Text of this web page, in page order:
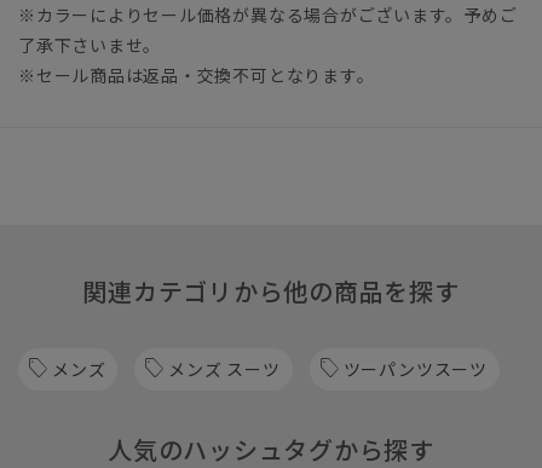
※カラーによりセール価格が異なる場合がございます。予めご
了承下さいませ。
※セール商品は返品・交換不可となります。
関連カテゴリから他の商品を探す
メンズ メンズ スーツ ツーパンツスーツ
人気のハッシュタグから探す